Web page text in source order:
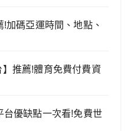
!加碼亞運時間、地點、
推薦!體育免費付費資
台優缺點一次看!免費世